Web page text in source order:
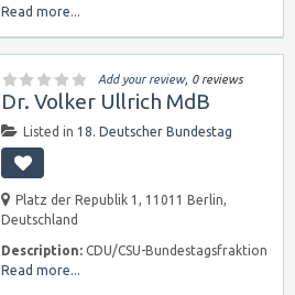
Read more...
Add your review, 0 reviews
Dr. Volker Ullrich MdB
Listed in 18. Deutscher Bundestag
Platz der Republik 1, 11011 Berlin,
Deutschland
Description: CDU/CSU-Bundestagsfraktion
Read more...